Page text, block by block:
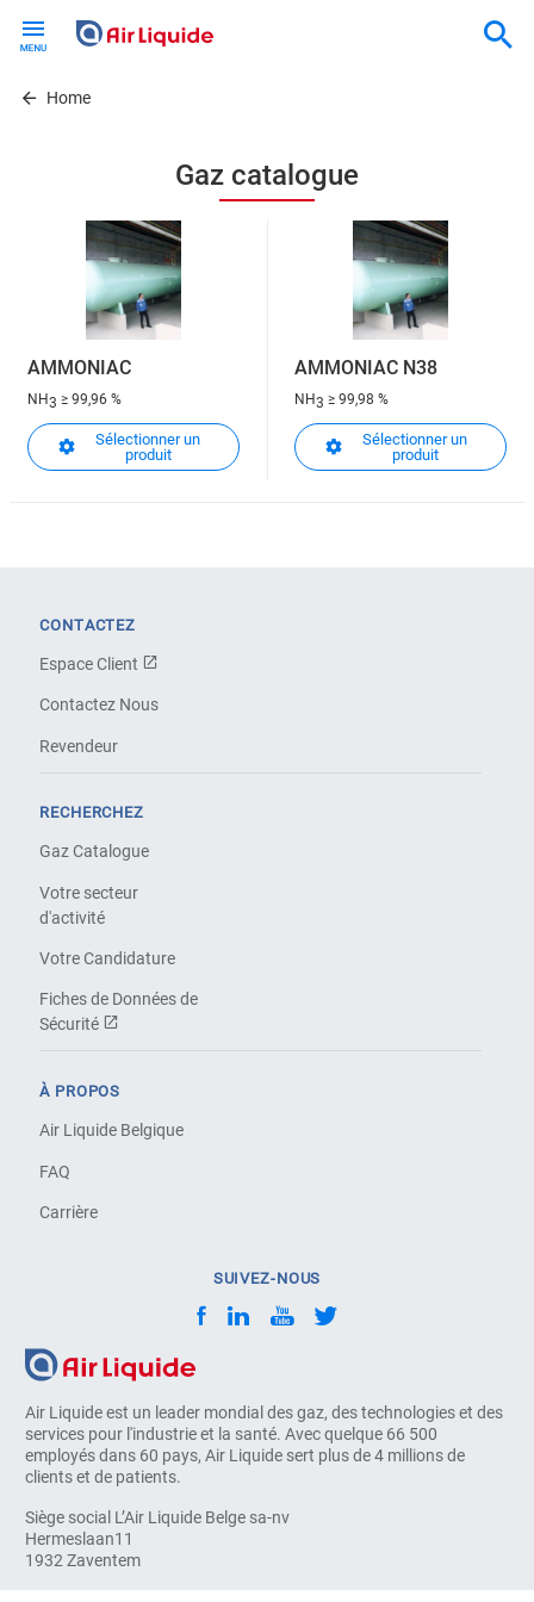
contentHome
Gaz catalogue
AMMONIAC
NH3 ≥ 99,96 %
Sélectionner un
produit
AMMONIAC N38
NH3 ≥ 99,98 %
Sélectionner un
produit
Air Liquide est un leader mondial des gaz, des technologies et des
services pour l'industrie et la santé. Avec quelque 66 500
employés dans 60 pays, Air Liquide sert plus de 4 millions de
clients et de patients.
Siège social L’Air Liquide Belge sa-nv
Hermeslaan11
1932 Zaventem
CONTACTEZ
Espace Client
Contactez Nous
Revendeur
RECHERCHEZ
Gaz Catalogue
Votre secteur
d'activité
Votre Candidature
Fiches de Données de
Sécurité
À PROPOS
Air Liquide Belgique
FAQ
Carrière
SUIVEZ-NOUS